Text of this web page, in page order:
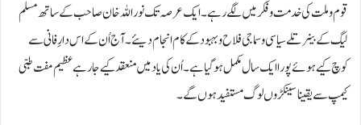
قوم و ملت کی خدمت و فکر میں لگے رہے۔ایک عرصہ تک نوراللہ خان صاحب کے ساتھ مسلم
لیگ کے بینر تلے سیاسی و سماجی فلاح و بہبود کے کام انجام دیئے۔ آج اُن کے اس دارِ فانی سے
کوچ کیے ہوئے پورا ایک سال مکمل ہوگیا ہے۔ اُن کی یاد میں منعقد کیے جارہے عظیم مفت طبی
کیمپ سے یقینا سینکڑوں لوگ مستفید ہوں گے۔